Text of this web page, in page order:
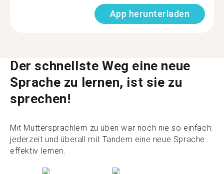
App herunterladen
Der schnellste Weg eine neue
Sprache zu lernen, ist sie zu
sprechen!
Mit Muttersprachlern zu üben war noch nie so einfach:
jederzeit und überall mit Tandem eine neue Sprache
effektiv lernen.